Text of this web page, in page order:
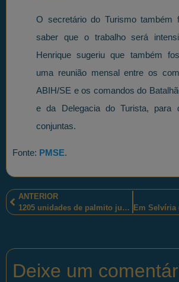
O secretário do Turismo também
saber que o trabalho será
Henrique sugeriu que também
uma reunião mensal entre os
ABIH/SE e os comandos do
e da Delegacia do Turista, para
conjuntas.
Fonte: PMSE.
ANTERIOR
1205 unidades de palmito jussara foram apreendidas, em Santa Catarina, nas ações de policiais militares de Garuva e policiais rodoviários federais de Pirabeiraba
Deixe um